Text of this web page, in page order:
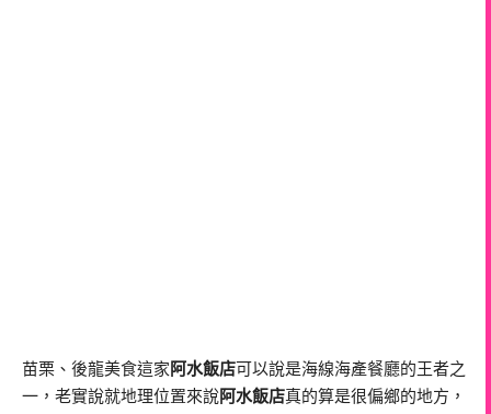
苗栗、後龍美食這家阿水飯店可以說是海線海產餐廳的王者之
一，老實說就地理位置來說阿水飯店真的算是很偏鄉的地方，